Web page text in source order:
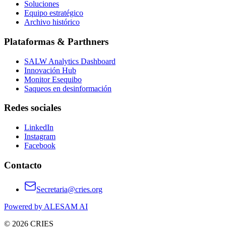
Soluciones
Equipo estratégico
Archivo histórico
Plataformas & Parthners
SALW Analytics Dashboard
Innovación Hub
Monitor Esequibo
Saqueos en desinformación
Redes sociales
LinkedIn
Instagram
Facebook
Contacto
Secretaria@cries.org
Powered by ALESAM AI
© 2026 CRIES